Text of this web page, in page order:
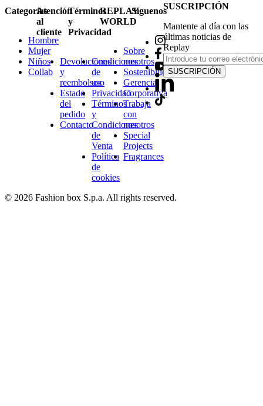
Categorías
Hombre
Mujer
Niños
Collab
Atención
al
cliente
Devoluciones
y
reembolsos
Estado
del
pedido
Contacto
Términos
y
Privacidad
Condiciones
de
uso
Privacidad
Términos
y
Condiciones
de
Venta
Política
de
cookies
REPLAY
WORLD
Sobre
nosotros
Sostenibilidad
Gerencia
Corporativa
Trabaja
con
nosotros
Special
Projects
Fragrances
SíguenosSUSCRIPCIÓN
Mantente al día con las
últimas noticias de
Replay
SUSCRIPCIÓN
© 2026 Fashion box S.p.a. All rights reserved.